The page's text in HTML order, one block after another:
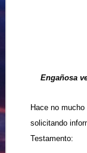
Engañosa
Hace no
solicitando
Testamento: